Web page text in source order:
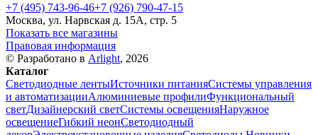
+7 (495) 743-96-46+7 (926) 790-47-15
Москва, ул. Нарвская д. 15А, стр. 5
Показать все магазины
Правовая информация
© Разработано в Arlight, 2026
Каталог
Светодиодные лентыИсточники питанияСистемы управления
и автоматизацииАлюминиевые профилиФункциональный
светДизайнерский светСистемы освещенияНаружное
освещениеГибкий неонСветодиодный